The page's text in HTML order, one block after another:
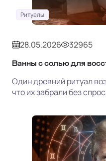
Ритуалы
28.05.2026 32965
Ванны с солью для
Один древний ритуал
что их забрали без